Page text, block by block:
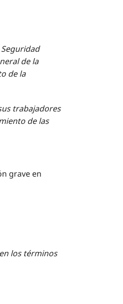
de la
de la
trabajadores
de las
grave en
los términos